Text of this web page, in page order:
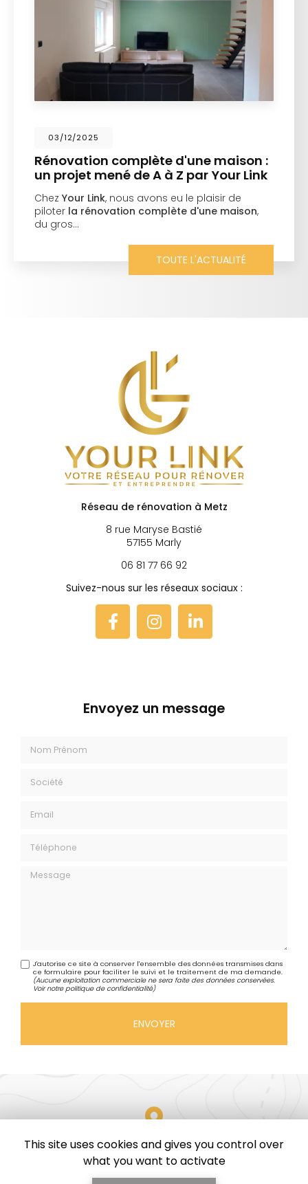
03/12/2025
Rénovation complète d'une maison :
un projet mené de A à Z par Your Link
Chez Your Link, nous avons eu le plaisir de
piloter la rénovation complète d'une maison,
du gros…
TOUTE L'ACTUALITÉ
Réseau de rénovation à Metz
8 rue Maryse Bastié
57155 Marly
06 81 77 66 92
Suivez-nous sur les réseaux sociaux :
Envoyez un message
Message
J'autorise ce site à conserver l'ensemble des données transmises dans
ce formulaire pour faciliter le suivi et le traitement de ma demande.
(Aucune exploitation commerciale ne sera faite des données conservées.
Voir notrepolitique de confidentialité)
Zone d'intervention
This site uses cookies and gives you control over
what you want to activate